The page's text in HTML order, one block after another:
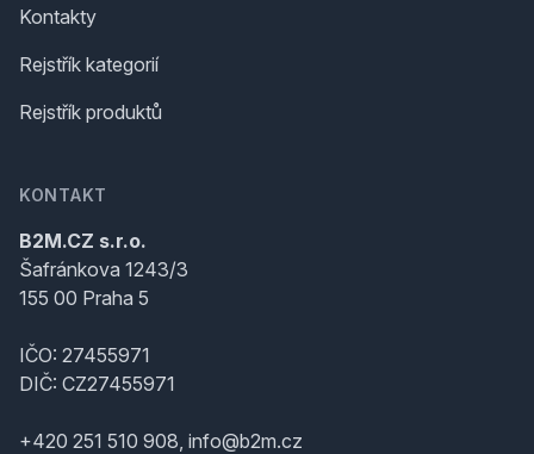
Kontakty
Rejstřík kategorií
Rejstřík produktů
KONTAKT
B2M.CZ s.r.o.
Šafránkova 1243/3
155 00 Praha 5
IČO: 27455971
DIČ: CZ27455971
+420 251 510 908, info@b2m.cz